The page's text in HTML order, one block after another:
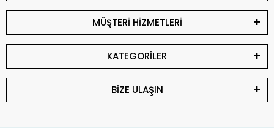
MÜŞTERİ HİZMETLERİ
KATEGORİLER
BİZE ULAŞIN